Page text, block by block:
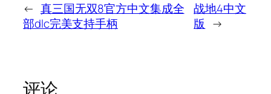
← 真三国无双8官方中文集成全
部dlc完美支持手柄
战地4中文
版 →
评论